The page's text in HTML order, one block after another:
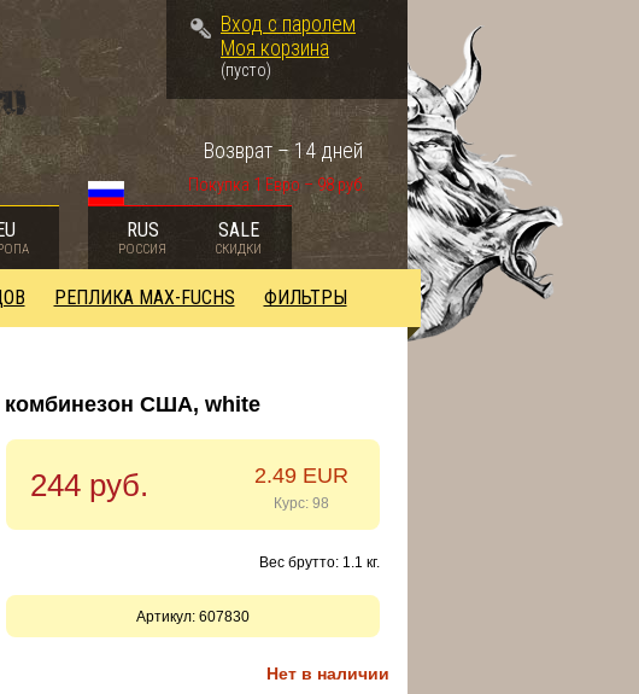
Вход с паролем
Моя корзина
(пусто)
Покупка 1 Евро – 98 руб.
Возврат – 14 дней
RUS
РОССИЯ
SALE
СКИДКИ
РЕПЛИКА MAX-FUCHS ФИЛЬТРЫ
США, white
244 руб. 2.49 EUR
Курс: 98
Вес брутто: 1.1 кг.
Артикул: 607830
Нет в наличии